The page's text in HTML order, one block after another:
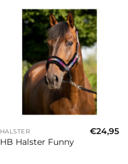
HALSTER
HB Halster Funny
€24,95